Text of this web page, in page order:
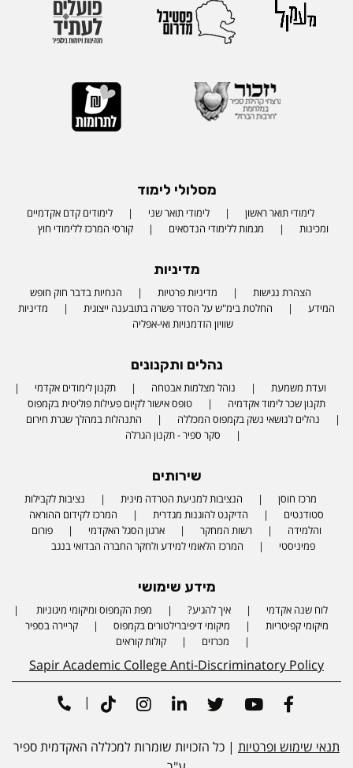
מסלולי לימוד
לימודי תואר ראשון לימודי תואר שני
לימודים קדם אקדמיים
ומכינות
מגמות ללימודי הנדסאים קורסי המרכז ללימודי חוץ
מדיניות
הצהרת נגישות מדיניות פרטיות
הנחיות בדבר חוק חופש
המידע
החלטת בימ"ש על הסדר פשרה בתובענה ייצוגית
מדיניות
שוויון הזדמנויות ואי-אפליה
נהלים ותקנונים
ועדת משמעת נוהל מצלמות אבטחה
תקנון לימודים אקדמי
תקנון שכר לימוד אקדמיה
טופס אישור לקיום פעילות פוליטית בקמפוס
נהלים לנושאי נשק בקמפוס המכללה
התנהלות במהלך שגרת חירום
סקר ספיר - תקנון הגרלה
שירותים
מרכז חוסן הנציבות למניעת הטרדה מינית
נציבות לקבילות
סטודנטים
הדיקנט להוגנות מגדרית
המרכז לקידום ההוראה
והלמידה
רשות המחקר ארגון הסגל האקדמי
פורום
פמיניסטי
המרכז הלאומי למידע ולחקר החברה הבדואי בנגב
מידע שימושי
לוח שנה אקדמי איך להגיע?
מפת הקמפוס ומיקומי מיגוניות
מיקומי קפיטריות
מיקומי דיפיברילטורים בקמפוס
קריירה בספיר
מכרזים
קולות קוראים
Sapir Academic College Anti-Discriminatory Policy
תנאי שימוש ופרטיות | כל הזכויות שומרות למכללה האקדמית ספיר
Facebook
Youtube
Twitter
Linkedin
Instagram
Tiktok
|
Phone number